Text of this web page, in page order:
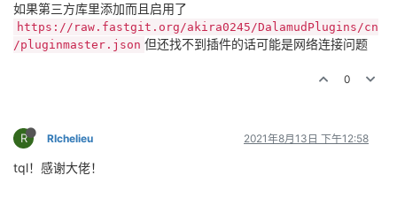
如果第三方库里添加而且启用了
https://raw.fastgit.org/akira0245/DalamudPlugins/cn
/pluginmaster.json 但还找不到插件的话可能是网络连接问题
0
R RIchelieu 2021年8月13日 下午12:58
tql！感谢大佬！